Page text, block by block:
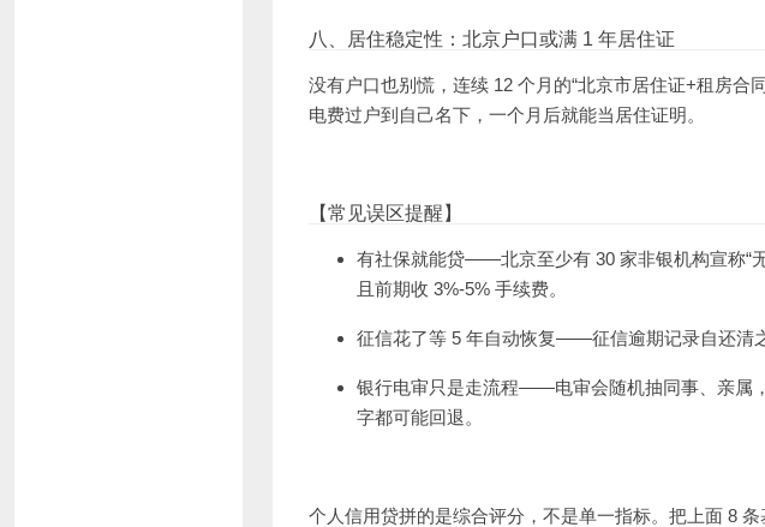
八、居住稳定性：北京户口或满 1 年居住证
没有户口也别慌，连续 12 个月的“北京市居住证+租房合
电费过户到自己名下，一个月后就能当居住证明。
【常见误区提醒】
有社保就能贷——北京至少有 30 家非银机构宣称“
且前期收 3%-5% 手续费。
征信花了等 5 年自动恢复——征信逾期记录自还清
银行电审只是走流程——电审会随机抽同事、亲属
字都可能回退。
个人信用贷拼的是综合评分，不是单一指标。把上面 8